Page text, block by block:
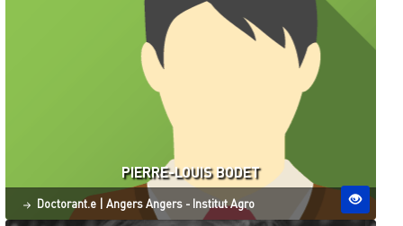
PIERRE-LOUIS BODET
Statut
Doctorant.e Site ESO
Angers Angers - Institut Agro